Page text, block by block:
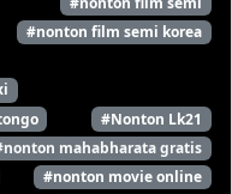
#nonton film semi korea
#Nonton Lk21
mahabharata gratis
#nonton movie online